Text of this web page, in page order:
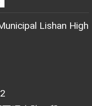
Lishan High